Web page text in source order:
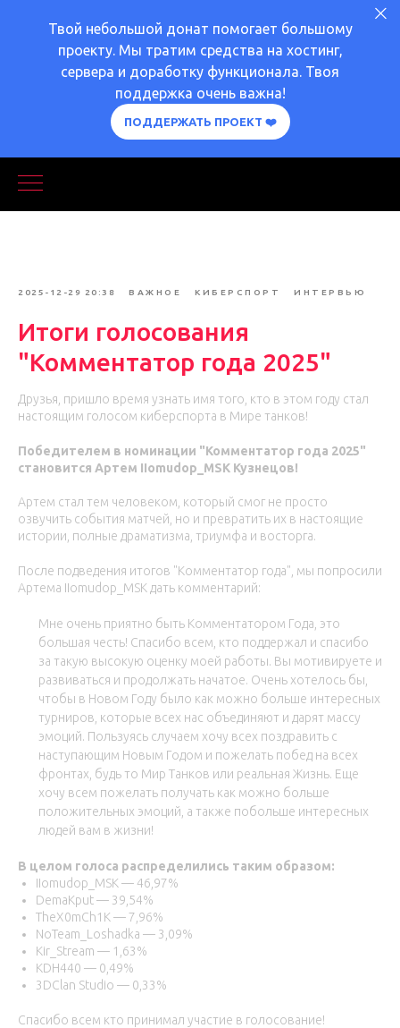
Твой небольшой донат помогает большому
проекту. Мы тратим средства на хостинг,
сервера и доработку функционала. Твоя
поддержка очень важна!
ПОДДЕРЖАТЬ ПРОЕКТ ❤️
2025-12-29 20:38 ВАЖНОЕ КИБЕРСПОРТ ИНТЕРВЬЮ
Итоги голосования
"Комментатор года 2025"
Друзья, пришло время узнать имя того, кто в этом году стал
настоящим голосом киберспорта в Мире танков!
Победителем в номинации "Комментатор года 2025"
становится Артем IIomudop_MSK Кузнецов!
Артем стал тем человеком, который смог не просто
озвучить события матчей, но и превратить их в настоящие
истории, полные драматизма, триумфа и восторга.
После подведения итогов "Комментатор года", мы попросили
Артема IIomudop_MSK дать комментарий:
Мне очень приятно быть Комментатором Года, это
большая честь! Спасибо всем, кто поддержал и спасибо
за такую высокую оценку моей работы. Вы мотивируете и
развиваться и продолжать начатое. Очень хотелось бы,
чтобы в Новом Году было как можно больше интересных
турниров, которые всех нас объединяют и дарят массу
эмоций. Пользуясь случаем хочу всех поздравить с
наступающим Новым Годом и пожелать побед на всех
фронтах, будь то Мир Танков или реальная Жизнь. Еще
хочу всем пожелать получать как можно больше
положительных эмоций, а также побольше интересных
людей вам в жизни!
В целом голоса распределились таким образом:
IIomudop_MSK — 46,97%
DemaKput — 39,54%
TheX0mCh1K — 7,96%
NoTeam_Loshadka — 3,09%
Kir_Stream — 1,63%
KDH440 — 0,49%
3DClan Studio — 0,33%
Спасибо всем кто принимал участие в голосование!